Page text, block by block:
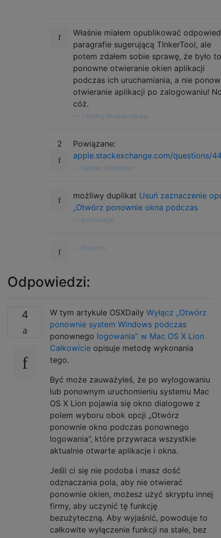
Właśnie miałem opublikować
paragrafie sugerującą TInkerTool, ale
potem zdałem sobie sprawę, że było to
ponowne otwieranie okien aplikacji
podczas ich uruchamiania, a nie
otwieranie aplikacji po zalogowaniu!
cóż.
Timothy Mueller-Harder
2
Powiązane:
apple.stackexchange.com/questions/
Nathan Greenstein
możliwy duplikat Usuń zaznaczenie
„Otwórz ponownie okna podczas
ponownego
Powinno
Odpowiedzi:
4 W tym artykule OSXDaily Wyłącz „Otwórz
ponownie system Windows podczas
ponownego logowania” w Mac OS X Lion
Całkowicie opisuje metodę wykonania
tego.
Być może zauważyłeś, że po wylogowaniu
lub ponownym uruchomieniu systemu Mac
OS X Lion pojawia się okno dialogowe z
polem wyboru obok opcji „Otwórz
ponownie okno podczas ponownego
logowania”, które przywraca wszystkie
aktualnie otwarte aplikacje i okna.
Jeśli ci się nie podoba i masz dość
odznaczania pola, aby nie otwierać
ponownie okien, możesz użyć skryptu innej
firmy, aby uczynić tę funkcję
bezużyteczną. Aby wyjaśnić, powoduje to
całkowite wyłączenie funkcji na stałe, bez